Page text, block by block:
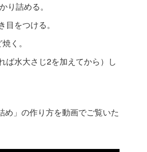
り詰める。
をつける。
く。
ば水大さじ2を加えてから）し
」の作り方を動画でご覧いた